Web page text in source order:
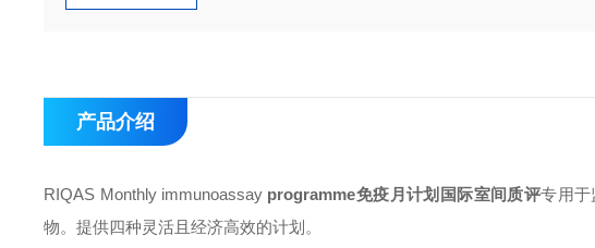
产品介绍
RIQAS Monthly immunoassay programme免疫月计划国际室间质评专用于
物。提供四种灵活且经济高效的计划。